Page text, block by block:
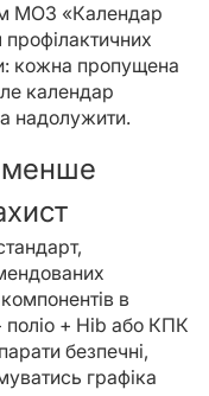
МОЗ «Календар
кожна пропущена
календар
надолужити.
менше
в
+ Hib або КПК
безпечні,
графіка